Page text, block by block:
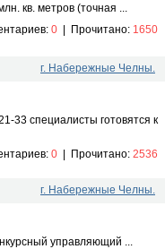
кв. метров (точная ...
0 Прочитано: 1650
г. Набережные Челны.
33 специалисты готовятся к
0 Прочитано: 2536
г. Набережные Челны.
управляющий ...